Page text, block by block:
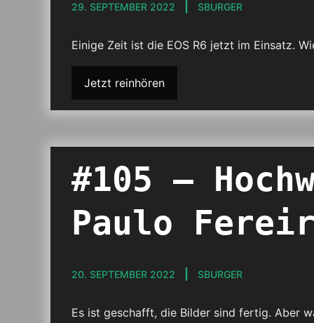
29. SEPTEMBER 2022 SBURGER
Einige Zeit ist die EOS R6 jetzt im Einsatz.
Jetzt reinhören
#105 –
Paulo
20. SEPTEMBER 2022 SBURGER
Es ist geschafft, die Bilder sind fertig. Aber